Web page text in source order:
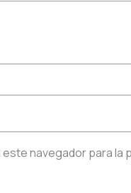
navegador para la